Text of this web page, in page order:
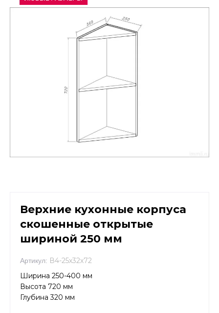
Верхние кухонные корпуса
скошенные открытые
шириной 250 мм
Артикул: В4-25х32х72
Ширина 250-400 мм
Высота 720 мм
Глубина 320 мм